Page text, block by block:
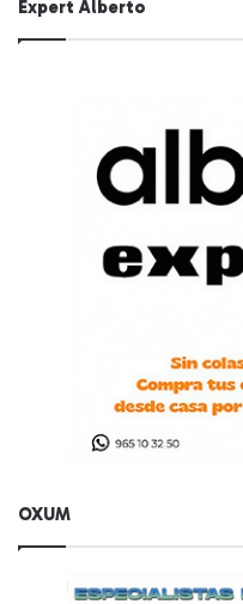
Expert Alberto
OXUM